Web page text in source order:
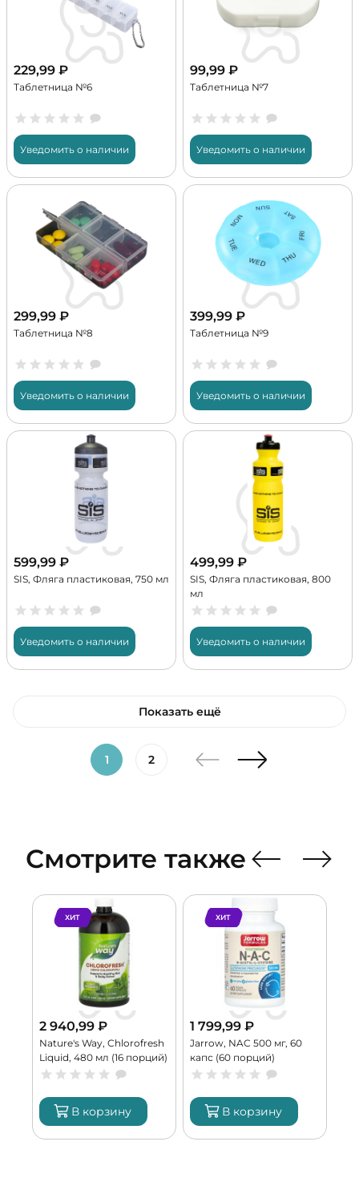
229,99 ₽
Таблетница №6
Уведомить о наличии
99,99 ₽
Таблетница №7
Уведомить о наличии
299,99 ₽
Таблетница №8
Уведомить о наличии
399,99 ₽
Таблетница №9
Уведомить о наличии
599,99 ₽
SIS, Фляга пластиковая, 750 мл
Уведомить о наличии
499,99 ₽
SIS, Фляга пластиковая, 800
мл
Уведомить о наличии
Показать ещё
1 2
Смотрите также
ХИТ
2 940,99 ₽
Nature's Way, Chlorofresh
Liquid, 480 мл (16 порций)
В корзину
ХИТ
1 799,99 ₽
Jarrow, NAC 500 мг, 60
капс (60 порций)
В корзину